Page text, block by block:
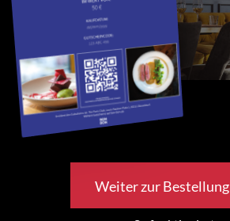
Weiter zur Bestellung